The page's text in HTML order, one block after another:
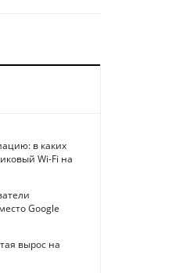
в каких
Wi-Fi на
Google
вырос на